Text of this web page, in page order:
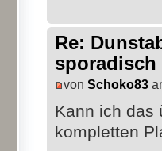
Re:
sporadisch
von Schoko83
Kann ich das
kompletten